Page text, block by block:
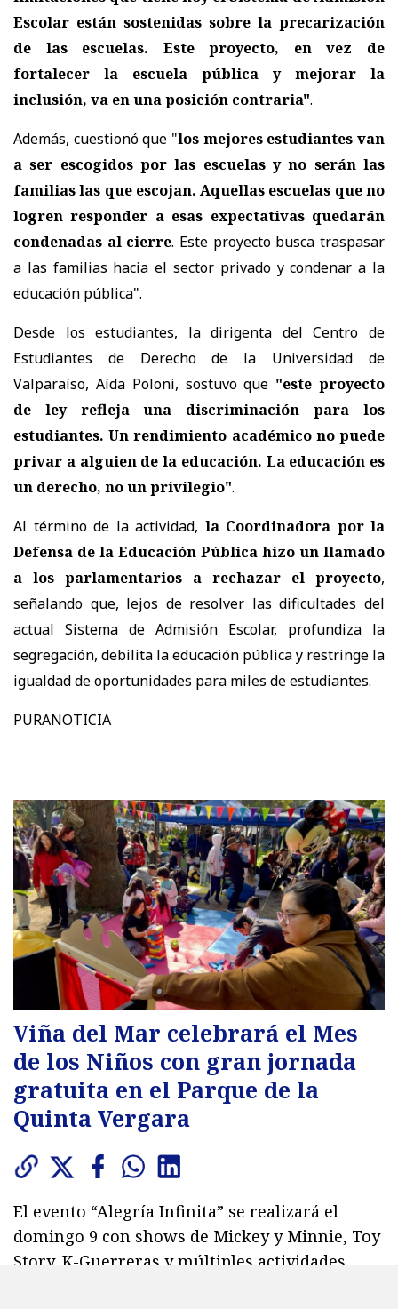
Escolar están sostenidas sobre la precarización
de las escuelas. Este proyecto, en vez de
fortalecer la escuela pública y mejorar la
inclusión, va en una posición contraria".
Además, cuestionó que "los mejores estudiantes van
a ser escogidos por las escuelas y no serán las
familias las que escojan. Aquellas escuelas que no
logren responder a esas expectativas quedarán
condenadas al cierre. Este proyecto busca traspasar
a las familias hacia el sector privado y condenar a la
educación pública".
Desde los estudiantes, la dirigenta del Centro de
Estudiantes de Derecho de la Universidad de
Valparaíso, Aída Poloni, sostuvo que "este proyecto
de ley refleja una discriminación para los
estudiantes. Un rendimiento académico no puede
privar a alguien de la educación. La educación es
un derecho, no un privilegio".
Al término de la actividad, la Coordinadora por la
Defensa de la Educación Pública hizo un llamado
a los parlamentarios a rechazar el proyecto,
señalando que, lejos de resolver las dificultades del
actual Sistema de Admisión Escolar, profundiza la
segregación, debilita la educación pública y restringe la
igualdad de oportunidades para miles de estudiantes.
PURANOTICIA
Viña del Mar celebrará el Mes
de los Niños con gran jornada
gratuita en el Parque de la
Quinta Vergara
El evento “Alegría Infinita” se realizará el
domingo 9 con shows de Mickey y Minnie, Toy
Story, K-Guerreras y múltiples actividades